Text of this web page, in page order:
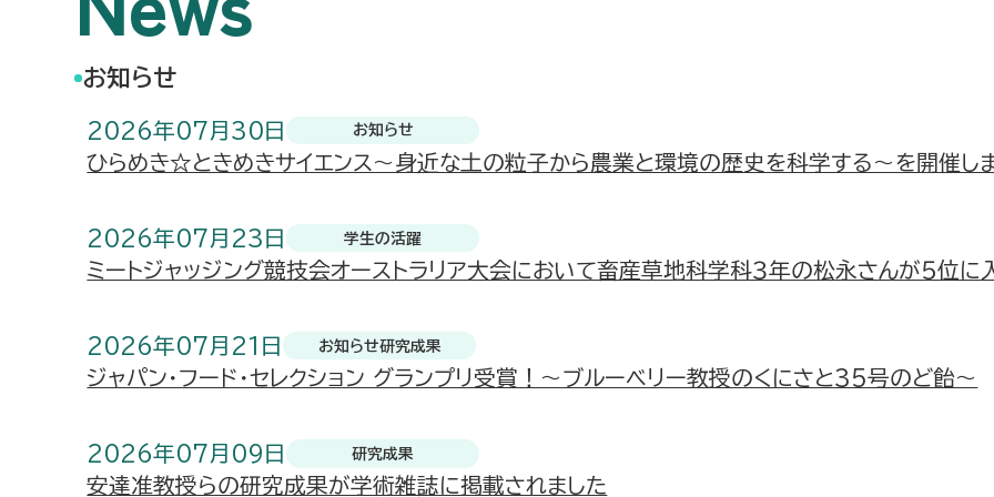
お知らせ
2026年07月30日 お知らせ
ひらめき☆ときめきサイエンス～身近な土の粒子から農業と環境の歴史を科学する～を開催し
2026年07月23日 学生の活躍
ミートジャッジング競技会オーストラリア大会において畜産草地科学科３年の松永さんが５位に
2026年07月21日 お知らせ研究成果
ジャパン・フード・セレクション グランプリ受賞！～ブルーベリー教授のくにさと35号のど飴～
2026年07月09日 研究成果
安達准教授らの研究成果が学術雑誌に掲載されました